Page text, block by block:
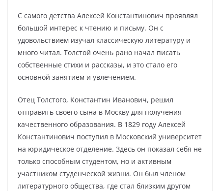
С самого детства Алексей Константинович проявлял
большой интерес к чтению и письму. Он с
удовольствием изучал классическую литературу и
много читал. Толстой очень рано начал писать
собственные стихи и рассказы, и это стало его
основной занятием и увлечением.
Отец Толстого, Константин Иванович, решил
отправить своего сына в Москву для получения
качественного образования. В 1829 году Алексей
Константинович поступил в Московский университет
на юридическое отделение. Здесь он показал себя не
только способным студентом, но и активным
участником студенческой жизни. Он был членом
литературного общества, где стал близким другом